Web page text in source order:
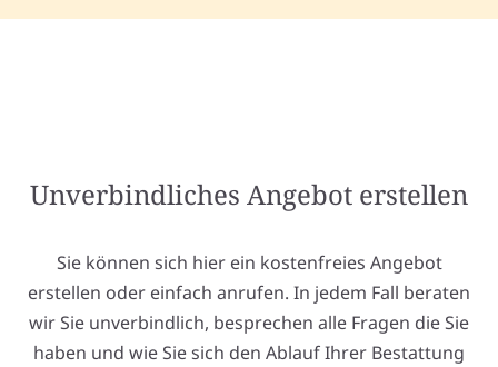
Unverbindliches Angebot erstellen
Sie können sich hier ein kostenfreies Angebot
erstellen oder einfach anrufen. In jedem Fall beraten
wir Sie unverbindlich, besprechen alle Fragen die Sie
haben und wie Sie sich den Ablauf Ihrer Bestattung